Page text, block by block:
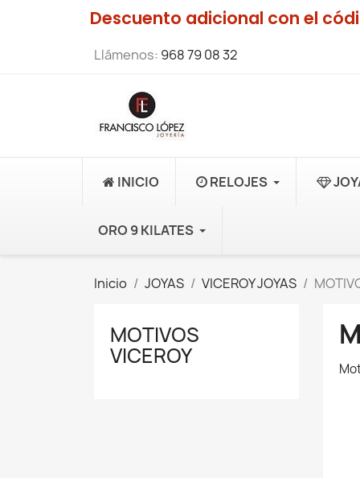
Descuento adicional con el
Llámenos: 968 79 08 32
INICIO RELOJES
ORO 9 KILATES
Inicio JOYAS VICEROY JOYAS
MOTIVOS
VICEROY